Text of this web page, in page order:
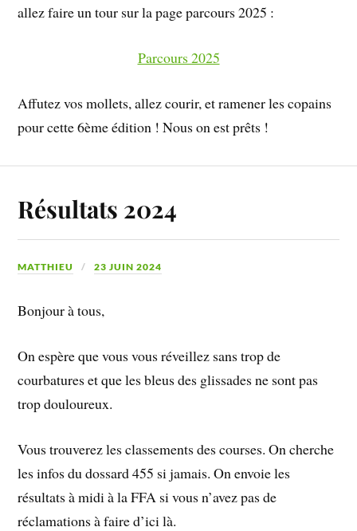
allez faire un tour sur la page parcours 2025 :
Parcours 2025
Affutez vos mollets, allez courir, et ramener les copains
pour cette 6ème édition ! Nous on est prêts !
Résultats 2024
MATTHIEU 23 JUIN 2024
Bonjour à tous,
On espère que vous vous réveillez sans trop de
courbatures et que les bleus des glissades ne sont pas
trop douloureux.
Vous trouverez les classements des courses. On cherche
les infos du dossard 455 si jamais. On envoie les
résultats à midi à la FFA si vous n’avez pas de
réclamations à faire d’ici là.